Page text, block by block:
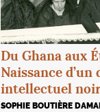
Du Ghana aux
Naissance d’un
intellectuel
SOPHIE BOUTIÈRE